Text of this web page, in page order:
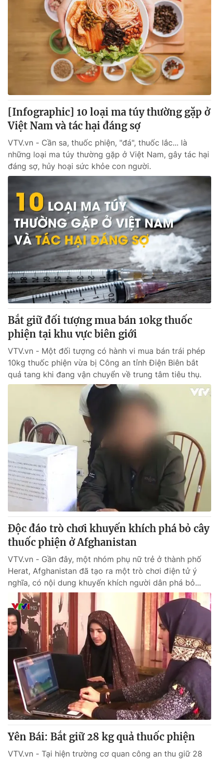
[Infographic] 10 loại ma túy thường gặp ở
Việt Nam và tác hại đáng sợ
VTV.vn - Cần sa, thuốc phiện, "đá", thuốc lắc... là
những loại ma túy thường gặp ở Việt Nam, gây tác hại
đáng sợ, hủy hoại sức khỏe con người.
Bắt giữ đối tượng mua bán 10kg thuốc
phiện tại khu vực biên giới
VTV.vn - Một đối tượng có hành vi mua bán trái phép
10kg thuốc phiện vừa bị Công an tỉnh Điện Biên bắt
quả tang khi đang vận chuyển về trung tâm tiêu thụ.
Độc đáo trò chơi khuyến khích phá bỏ cây
thuốc phiện ở Afghanistan
VTV.vn - Gần đây, một nhóm phụ nữ trẻ ở thành phố
Herat, Afghanistan đã tạo ra một trò chơi điện tử ý
nghĩa, có nội dung khuyến khích người dân phá bỏ...
Yên Bái: Bắt giữ 28 kg quả thuốc phiện
VTV.vn - Tại hiện trường cơ quan công an thu giữ 28